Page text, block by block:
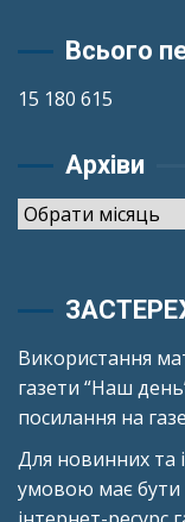
Всього
15 180 615
Архіви
Архіви
Використання
газети “Наш
посилання на
Для новинних та
умовою має бути